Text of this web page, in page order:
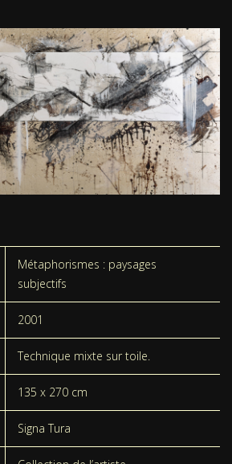
Métaphorismes : paysages
subjectifs
2001
Technique mixte sur toile.
135 x 270 cm
Signa Tura